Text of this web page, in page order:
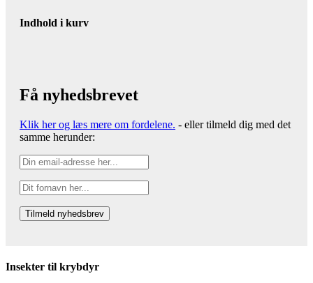
Indhold i kurv
Få nyhedsbrevet
Klik her og læs mere om fordelene. - eller tilmeld dig med det
samme herunder:
Insekter til krybdyr